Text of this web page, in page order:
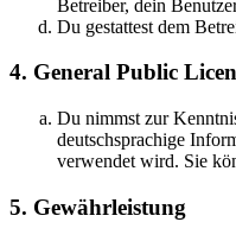
Betreiber, dein
Du gestattest dem
4. General Public
Du nimmst zur
deutschsprachige
verwendet wird. Sie
5. Gewährleistung